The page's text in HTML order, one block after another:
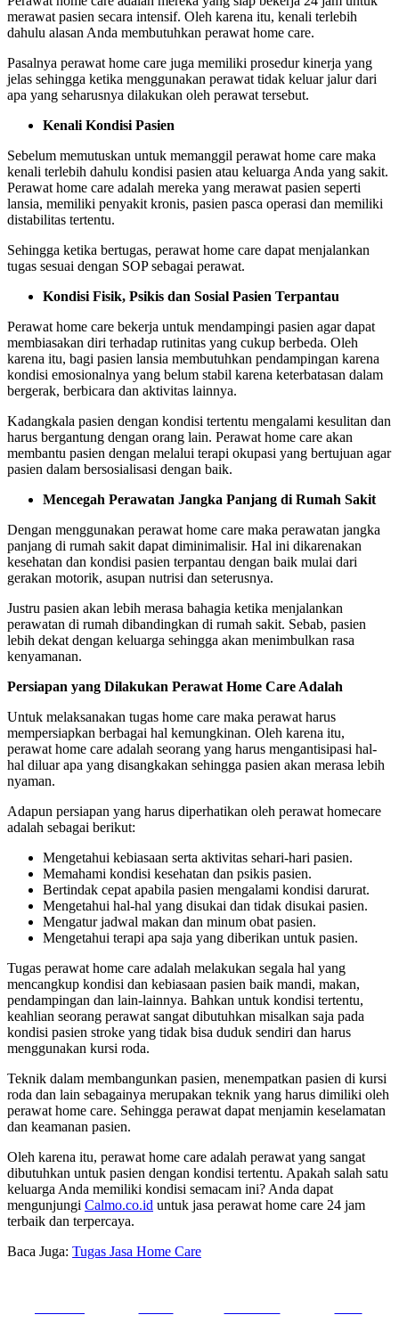
merawat pasien secara intensif. Oleh karena itu, kenali terlebih
dahulu alasan Anda membutuhkan perawat home care.
Pasalnya perawat home care juga memiliki prosedur kinerja yang
jelas sehingga ketika menggunakan perawat tidak keluar jalur dari
apa yang seharusnya dilakukan oleh perawat tersebut.
Kenali Kondisi Pasien
Sebelum memutuskan untuk memanggil perawat home care maka
kenali terlebih dahulu kondisi pasien atau keluarga Anda yang sakit.
Perawat home care adalah mereka yang merawat pasien seperti
lansia, memiliki penyakit kronis, pasien pasca operasi dan memiliki
distabilitas tertentu.
Sehingga ketika bertugas, perawat home care dapat menjalankan
tugas sesuai dengan SOP sebagai perawat.
Kondisi Fisik, Psikis dan Sosial Pasien Terpantau
Perawat home care bekerja untuk mendampingi pasien agar dapat
membiasakan diri terhadap rutinitas yang cukup berbeda. Oleh
karena itu, bagi pasien lansia membutuhkan pendampingan karena
kondisi emosionalnya yang belum stabil karena keterbatasan dalam
bergerak, berbicara dan aktivitas lainnya.
Kadangkala pasien dengan kondisi tertentu mengalami kesulitan dan
harus bergantung dengan orang lain. Perawat home care akan
membantu pasien dengan melalui terapi okupasi yang bertujuan agar
pasien dalam bersosialisasi dengan baik.
Mencegah Perawatan Jangka Panjang di Rumah Sakit
Dengan menggunakan perawat home care maka perawatan jangka
panjang di rumah sakit dapat diminimalisir. Hal ini dikarenakan
kesehatan dan kondisi pasien terpantau dengan baik mulai dari
gerakan motorik, asupan nutrisi dan seterusnya.
Justru pasien akan lebih merasa bahagia ketika menjalankan
perawatan di rumah dibandingkan di rumah sakit. Sebab, pasien
lebih dekat dengan keluarga sehingga akan menimbulkan rasa
kenyamanan.
Persiapan yang Dilakukan Perawat Home Care Adalah
Untuk melaksanakan tugas home care maka perawat harus
mempersiapkan berbagai hal kemungkinan. Oleh karena itu,
perawat home care adalah seorang yang harus mengantisipasi hal-
hal diluar apa yang disangkakan sehingga pasien akan merasa lebih
nyaman.
Adapun persiapan yang harus diperhatikan oleh perawat homecare
adalah sebagai berikut:
Mengetahui kebiasaan serta aktivitas sehari-hari pasien.
Memahami kondisi kesehatan dan psikis pasien.
Bertindak cepat apabila pasien mengalami kondisi darurat.
Mengetahui hal-hal yang disukai dan tidak disukai pasien.
Mengatur jadwal makan dan minum obat pasien.
Mengetahui terapi apa saja yang diberikan untuk pasien.
Tugas perawat home care adalah melakukan segala hal yang
mencangkup kondisi dan kebiasaan pasien baik mandi, makan,
pendampingan dan lain-lainnya. Bahkan untuk kondisi tertentu,
keahlian seorang perawat sangat dibutuhkan misalkan saja pada
kondisi pasien stroke yang tidak bisa duduk sendiri dan harus
menggunakan kursi roda.
Teknik dalam membangunkan pasien, menempatkan pasien di kursi
roda dan lain sebagainya merupakan teknik yang harus dimiliki oleh
perawat home care. Sehingga perawat dapat menjamin keselamatan
dan keamanan pasien.
Oleh karena itu, perawat home care adalah perawat yang sangat
dibutuhkan untuk pasien dengan kondisi tertentu. Apakah salah satu
keluarga Anda memiliki kondisi semacam ini? Anda dapat
mengunjungi Calmo.co.id untuk jasa perawat home care 24 jam
terbaik dan terpercaya.
Baca Juga: Tugas Jasa Home Care